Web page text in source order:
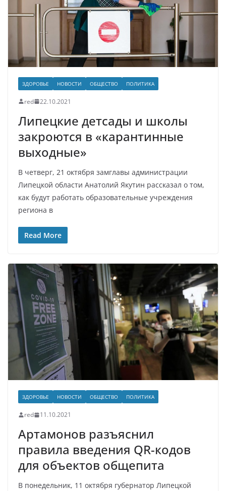
ЗДОРОВЬЕ НОВОСТИ ОБЩЕСТВО ПОЛИТИКА
red 22.10.2021
Липецкие детсады и школы
закроются в «карантинные
выходные»
В четверг, 21 октября замглавы администрации
Липецкой области Анатолий Якутин рассказал о том,
как будут работать образовательные учреждения
региона в
Read More
ЗДОРОВЬЕ НОВОСТИ ОБЩЕСТВО ПОЛИТИКА
red 11.10.2021
Артамонов разъяснил
правила введения QR-кодов
для объектов общепита
В понедельник, 11 октября губернатор Липецкой